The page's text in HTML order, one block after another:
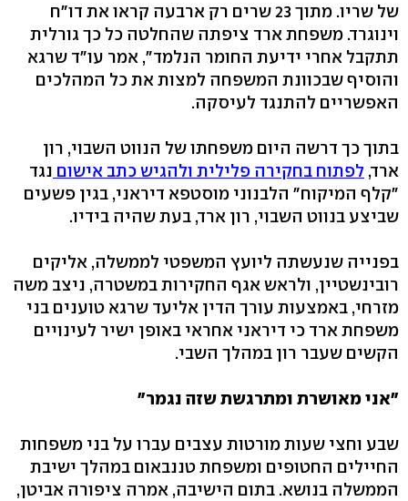
של שריו. מתוך 23 שרים רק ארבעה קראו את דו"ח
וינוגרד. משפחת ארד ציפתה שהחלטה כל כך גורלית
תתקבל אחרי ידיעת החומר הנלמד", אמר עו"ד שרגא
והוסיף שבכוונת המשפחה למצות את כל המהלכים
האפשריים להתנגד לעיסקה.
בתוך כך דרשה היום משפחתו של הנווט השבוי, רון
ארד, לפתוח בחקירה פלילית ולהגיש כתב אישום נגד
"קלף המיקוח" הלבנוני מוסטפא דיראני, בגין פשעים
שביצע בנווט השבוי, רון ארד, בעת שהיה בידיו.
בפנייה שנעשתה ליועץ המשפטי לממשלה, אליקים
רובינשטיין, ולראש אגף החקירות במשטרה, ניצב משה
מזרחי, באמצעות עורך הדין אליעד שרגא טוענים בני
משפחת ארד כי דיראני אחראי באופן ישיר לעינויים
הקשים שעבר רון במהלך השבי.
"אני מאושרת ומתרגשת שזה נגמר"
שבע וחצי שעות מורטות עצבים עברו על בני משפחות
החיילים החטופים ומשפחת טננבאום במהלך ישיבת
הממשלה בנושא. בתום הישיבה, אמרה ציפורה אביטן,